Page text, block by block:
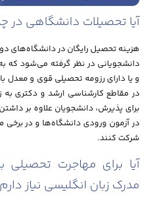
آیا تحصیلات دانشگاهی در
هزینه تحصیل رایگان در دانشگاه‌های
دانشجویانی در نظر گرفته می‌شود که
و یا دارای رزومه تحصیلی قوی و معدل
در مقاطع کارشناسی ارشد و دکتری به
برای پذیرش، دانشجویان علاوه بر
در آزمون ورودی دانشگاه‌ها و در برخی
شرکت کنند.
آیا برای مهاجرت
مدرک زبان انگلیسی نیاز